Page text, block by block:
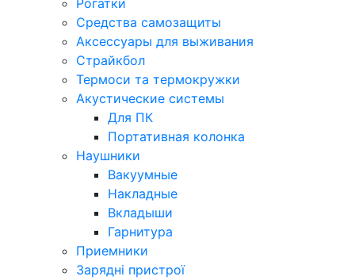
Рогатки
Средства самозащиты
Аксессуары для выживания
Страйкбол
Термоси та термокружки
Акустические системы
Для ПК
Портативная колонка
Наушники
Вакуумные
Накладные
Вкладыши
Гарнитура
Приемники
Зарядні пристрої